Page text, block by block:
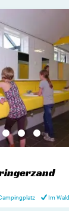
Im Wald